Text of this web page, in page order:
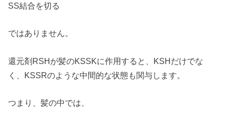
SS結合を切る
ではありません。
還元剤RSHが髪のKSSKに作用すると、KSHだけでな
く、KSSRのような中間的な状態も関与します。
つまり、髪の中では、